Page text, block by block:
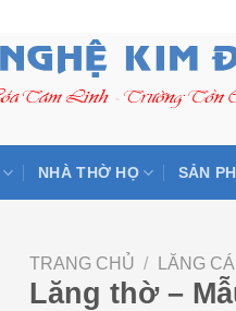
NHÀ THỜ HỌ SẢN
TRANG CHỦ / LĂNG
Lăng thờ –